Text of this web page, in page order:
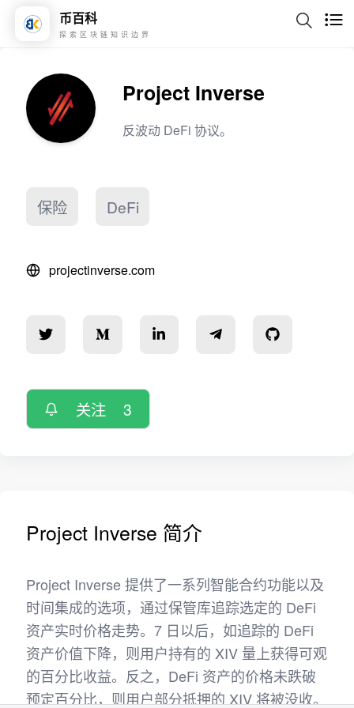
币百科
探索区块链知识边界
Project Inverse
反波动 DeFi 协议。
保险 DeFi
projectinverse.com
关注 3
Project Inverse 简介
Project Inverse 提供了一系列智能合约功能以及
时间集成的选项，通过保管库追踪选定的 DeFi
资产实时价格走势。7 日以后，如追踪的 DeFi
资产价值下降，则用户持有的 XIV 量上获得可观
的百分比收益。反之，DeFi 资产的价格未跌破
预定百分比，则用户部分抵押的 XIV 将被没收。